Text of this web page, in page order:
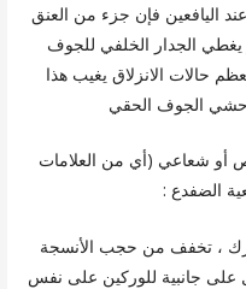
اليافعين فإن جزء من العنق
الجدار الخلفي للجوف
حالات الانزلاق يغيب هذا
الجوف الحقي
أو شعاعي (أي من العلامات
الضفدع :
، تخفف من حجب الأنسجة
على جانبية للوركين على نفس